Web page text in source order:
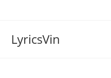
LyricsVin